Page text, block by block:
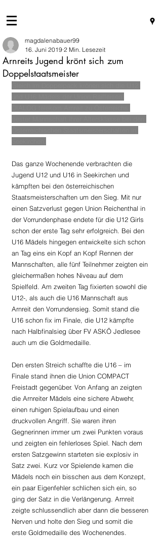
Arnreits Jugend krönt sich zum
Doppelstaatsmeister
magdalenabauer99
16. Juni 2019 2 Min. Lesezeit
Das ganze Wochenende verbrachten die
Jugend U12 und U16 in Seekirchen und
kämpften bei den österreichischen
Staatsmeisterschaften um den Sieg. Mit nur
einen Satzverlust gegen Union Reichenthal in
der Vorrundenphase endete für die U12 Girls
schon der erste Tag sehr erfolgreich. Bei den
U16 Mädels hingegen entwickelte sich schon
an Tag eins ein Kopf an Kopf Rennen der
Mannschaften, alle fünf Teilnehmer zeigten ein
gleichermaßen hohes Niveau auf dem
Spielfeld. Am zweiten Tag fixierten sowohl die
U12-, als auch die U16 Mannschaft aus
Arnreit den Vorrundensieg. Somit stand die
U16 schon fix im Finale, die U12 kämpfte
nach Halbfinalsieg über FV ASKÖ Jedlesee
auch um die Goldmedaille.
Den ersten Streich schaffte die U16 – im
Finale stand ihnen die Union COMPACT
Freistadt gegenüber. Von Anfang an zeigten
die Arnreiter Mädels eine sichere Abwehr,
einen ruhigen Spielaufbau und einen
druckvollen Angriff. Sie waren ihren
Gegnerinnen immer um zwei Punkten voraus
und zeigten ein fehlerloses Spiel. Nach dem
ersten Satzgewinn starteten sie explosiv in
Satz zwei. Kurz vor Spielende kamen die
Mädels noch ein bisschen aus dem Konzept,
ein paar Eigenfehler schlichen sich ein, so
ging der Satz in die Verlängerung. Arnreit
zeigte schlussendlich aber dann die besseren
Nerven und holte den Sieg und somit die
erste Goldmedaille des Wochenendes.